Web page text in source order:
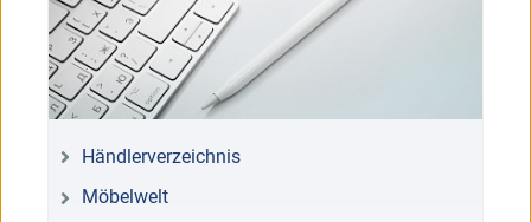
Händlerverzeichnis
Möbelwelt